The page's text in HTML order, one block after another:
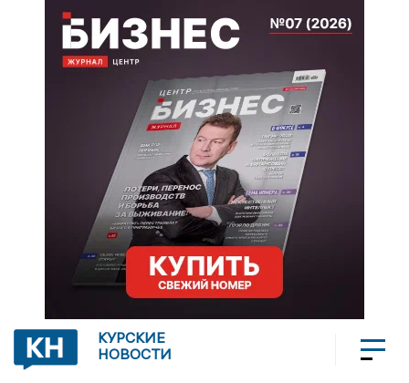
КУРСКИЕ
НОВОСТИ